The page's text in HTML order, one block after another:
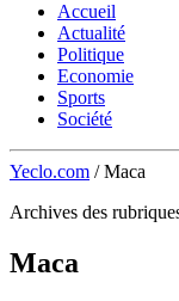
Accueil
Actualité
Politique
Economie
Sports
Société
Yeclo.com / Maca
Archives des
Maca